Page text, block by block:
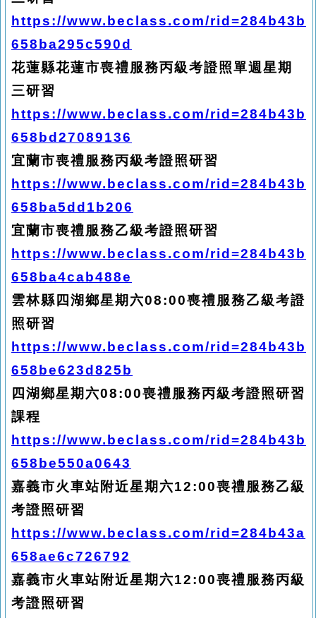
https://www.beclass.com/rid=284b43b
658ba295c590d
花蓮縣花蓮市喪禮服務丙級考證照單週星期
三研習
https://www.beclass.com/rid=284b43b
658bd27089136
宜蘭市喪禮服務丙級考證照研習
https://www.beclass.com/rid=284b43b
658ba5dd1b206
宜蘭市喪禮服務乙級考證照研習
https://www.beclass.com/rid=284b43b
658ba4cab488e
雲林縣四湖鄉星期六08:00喪禮服務乙級考證
照研習
https://www.beclass.com/rid=284b43b
658be623d825b
四湖鄉星期六08:00喪禮服務丙級考證照研習
課程
https://www.beclass.com/rid=284b43b
658be550a0643
嘉義市火車站附近星期六12:00喪禮服務乙級
考證照研習
https://www.beclass.com/rid=284b43a
658ae6c726792
嘉義市火車站附近星期六12:00喪禮服務丙級
考證照研習